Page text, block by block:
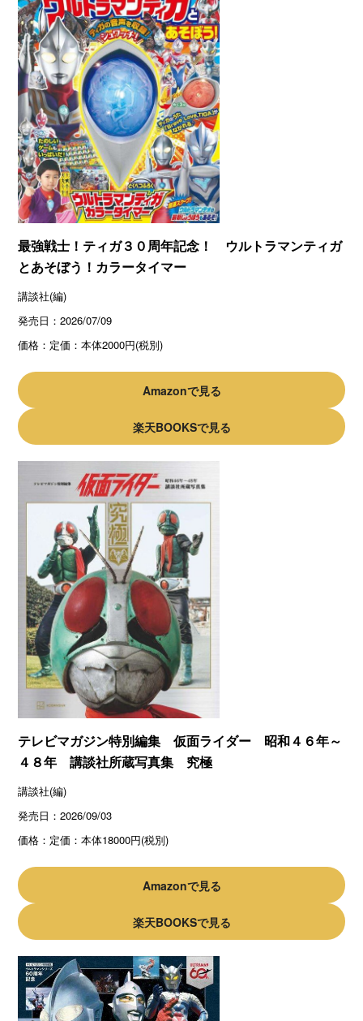
最強戦士！ティガ３０周年記念！ ウルトラマンティガ
とあそぼう！カラータイマー
講談社(編)
発売日：2026/07/09
価格： 定価：本体2000円(税別)
Amazonで見る
楽天BOOKSで見る
テレビマガジン特別編集 仮面ライダー 昭和４６年～
４８年 講談社所蔵写真集 究極
講談社(編)
発売日：2026/09/03
価格： 定価：本体18000円(税別)
Amazonで見る
楽天BOOKSで見る